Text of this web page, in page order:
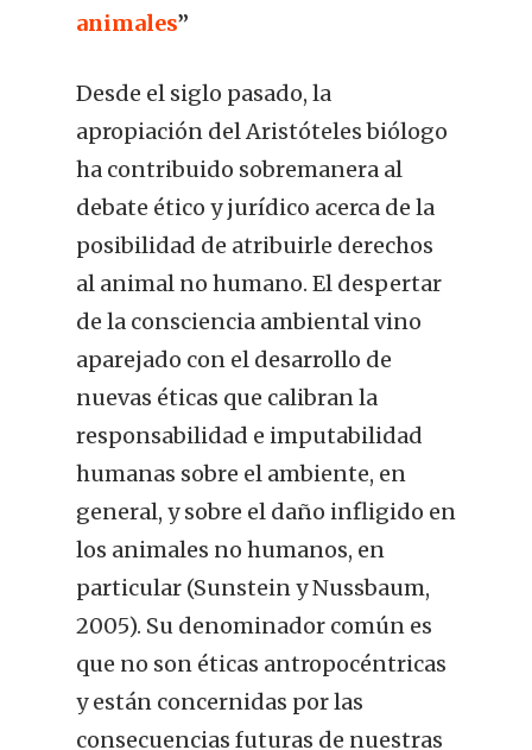
animales”
Desde el siglo pasado, la
apropiación del Aristóteles biólogo
ha contribuido sobremanera al
debate ético y jurídico acerca de la
posibilidad de atribuirle derechos
al animal no humano. El despertar
de la consciencia ambiental vino
aparejado con el desarrollo de
nuevas éticas que calibran la
responsabilidad e imputabilidad
humanas sobre el ambiente, en
general, y sobre el daño infligido en
los animales no humanos, en
particular (Sunstein y Nussbaum,
2005). Su denominador común es
que no son éticas antropocéntricas
y están concernidas por las
consecuencias futuras de nuestras